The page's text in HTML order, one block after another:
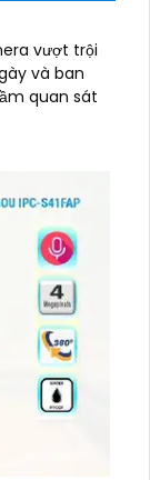
vượt trội
và ban
quan sát